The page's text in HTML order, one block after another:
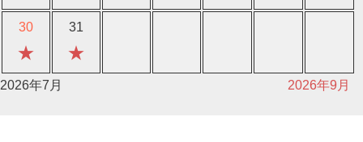
30
★
31
★
2026年7月 2026年9月